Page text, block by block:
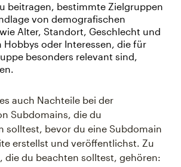
beitragen, bestimmte Zielgruppen
von demografischen
Alter, Standort, Geschlecht und
Hobbys oder Interessen, die für
besonders relevant sind,
auch Nachteile bei der
Subdomains, die du
solltest, bevor du eine Subdomain
erstellst und veröffentlichst. Zu
die du beachten solltest, gehören: